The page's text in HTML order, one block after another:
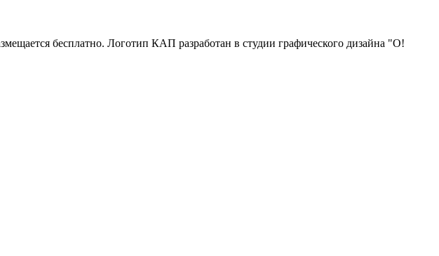
бесплатно. Логотип КАП разработан в студии графического дизайна "О!